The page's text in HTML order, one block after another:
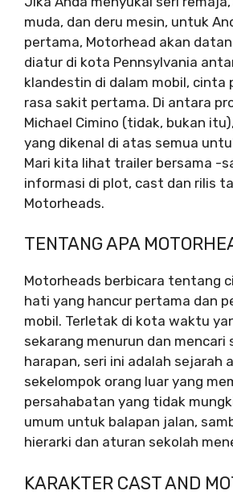
muda, dan deru mesin, untuk
pertama, Motorhead akan
diatur di kota Pennsylvania
klandestin di dalam mobil, cinta
rasa sakit pertama. Di antara
Michael Cimino (tidak, bukan
yang dikenal di atas semua
Mari kita lihat trailer bersama -
informasi di plot, cast dan rilis
Motorheads.
TENTANG APA
Motorheads berbicara tentang
hati yang hancur pertama dan
mobil. Terletak di kota waktu
sekarang menurun dan mencari
harapan, seri ini adalah sejarah
sekelompok orang luar yang
persahabatan yang tidak
umum untuk balapan jalan,
hierarki dan aturan sekolah
KARAKTER CAST AND